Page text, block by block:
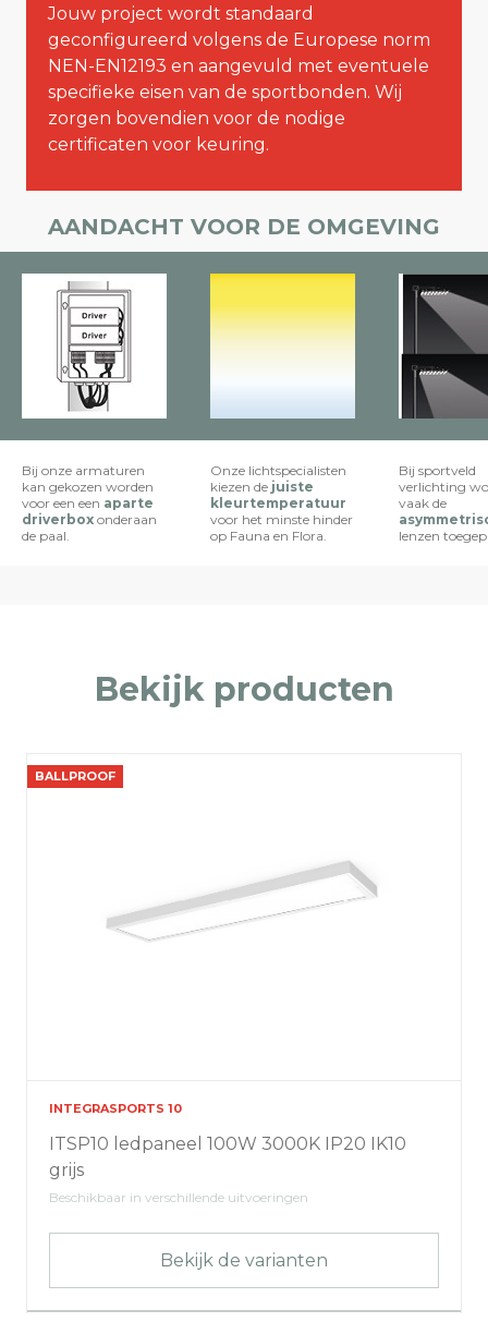
Jouw project wordt standaard
geconfigureerd volgens de Europese norm
NEN-EN12193 en aangevuld met eventuele
specifieke eisen van de sportbonden. Wij
zorgen bovendien voor de nodige
certificaten voor keuring.
AANDACHT VOOR DE OMGEVING
Bij onze armaturen
kan gekozen worden
voor een een aparte
driverbox onderaan
de paal.
Onze lichtspecialisten
kiezen de juiste
kleurtemperatuur
voor het minste hinder
op Fauna en Flora.
Bij sportveld
verlichting
vaak de
lenzen
Bekijk producten
BALLPROOF
INTEGRASPORTS 10
ITSP10 ledpaneel 100W 3000K IP20 IK10
grijs
Beschikbaar in verschillende uitvoeringen
Bekijk de varianten